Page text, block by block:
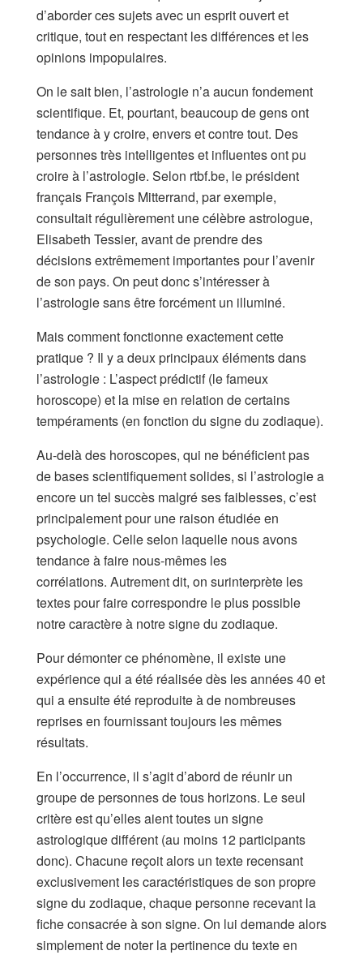
d’aborder ces sujets avec un esprit ouvert et
critique, tout en respectant les différences et les
opinions impopulaires.
On le sait bien, l’astrologie n’a aucun fondement
scientifique. Et, pourtant, beaucoup de gens ont
tendance à y croire, envers et contre tout. Des
personnes très intelligentes et influentes ont pu
croire à l’astrologie. Selon rtbf.be, le président
français François Mitterrand, par exemple,
consultait régulièrement une célèbre astrologue,
Elisabeth Tessier, avant de prendre des
décisions extrêmement importantes pour l’avenir
de son pays. On peut donc s’intéresser à
l’astrologie sans être forcément un illuminé.
Mais comment fonctionne exactement cette
pratique ? Il y a deux principaux éléments dans
l’astrologie : L’aspect prédictif (le fameux
horoscope) et la mise en relation de certains
tempéraments (en fonction du signe du zodiaque).
Au-delà des horoscopes, qui ne bénéficient pas
de bases scientifiquement solides, si l’astrologie a
encore un tel succès malgré ses faiblesses, c’est
principalement pour une raison étudiée en
psychologie. Celle selon laquelle nous avons
tendance à faire nous-mêmes les
corrélations. Autrement dit, on surinterprète les
textes pour faire correspondre le plus possible
notre caractère à notre signe du zodiaque.
Pour démonter ce phénomène, il existe une
expérience qui a été réalisée dès les années 40 et
qui a ensuite été reproduite à de nombreuses
reprises en fournissant toujours les mêmes
résultats.
En l’occurrence, il s’agit d’abord de réunir un
groupe de personnes de tous horizons. Le seul
critère est qu’elles aient toutes un signe
astrologique différent (au moins 12 participants
donc). Chacune reçoit alors un texte recensant
exclusivement les caractéristiques de son propre
signe du zodiaque, chaque personne recevant la
fiche consacrée à son signe. On lui demande alors
simplement de noter la pertinence du texte en